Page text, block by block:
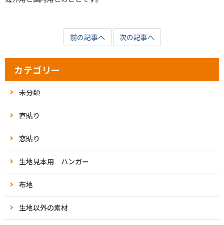
前の記事へ 次の記事へ
カテゴリー
未分類
直貼り
窓貼り
生地見本用 ハンガー
布地
生地以外の素材